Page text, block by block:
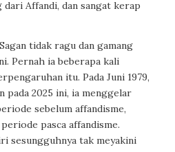
Affandi, dan sangat kerap
tidak ragu dan gamang
Pernah ia beberapa kali
itu. Pada Juni 1979,
pada 2025 ini, ia menggelar
sebelum affandisme,
pasca affandisme.
sesungguhnya tak meyakini